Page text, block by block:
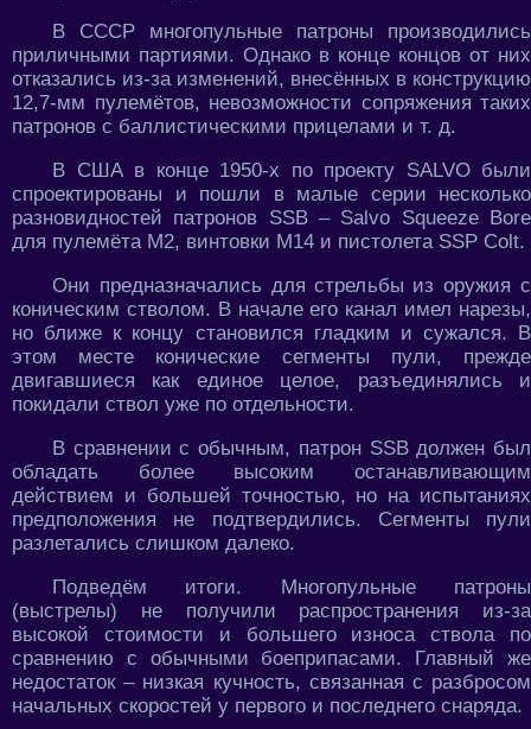
В СССР многопульные патроны производились
приличными партиями. Однако в конце концов от них
отказались из-за изменений, внесённых в конструкцию
12,7-мм пулемётов, невозможности сопряжения таких
патронов с баллистическими прицелами и т. д.
В США в конце 1950-х по проекту SALVO были
спроектированы и пошли в малые серии несколько
разновидностей патронов SSB – Salvo Squeeze Bore
для пулемёта М2, винтовки М14 и пистолета SSP Colt.
Они предназначались для стрельбы из оружия с
коническим стволом. В начале его канал имел нарезы,
но ближе к концу становился гладким и сужался. В
этом месте конические сегменты пули, прежде
двигавшиеся как единое целое, разъединялись и
покидали ствол уже по отдельности.
В сравнении с обычным, патрон SSB должен был
обладать более высоким останавливающим
действием и большей точностью, но на испытаниях
предположения не подтвердились. Сегменты пули
разлетались слишком далеко.
Подведём итоги. Многопульные патроны
(выстрелы) не получили распространения из-за
высокой стоимости и большего износа ствола по
сравнению с обычными боеприпасами. Главный же
недостаток – низкая кучность, связанная с разбросом
начальных скоростей у первого и последнего снаряда.